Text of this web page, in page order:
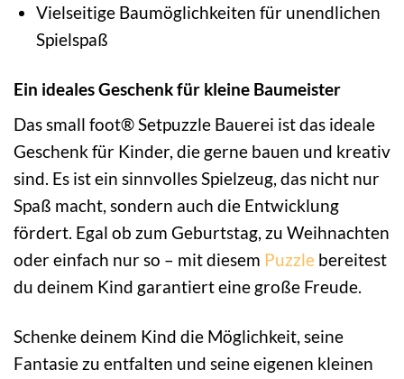
Vielseitige Baumöglichkeiten für unendlichen
Spielspaß
Ein ideales Geschenk für kleine Baumeister
Das small foot® Setpuzzle Bauerei ist das ideale
Geschenk für Kinder, die gerne bauen und kreativ
sind. Es ist ein sinnvolles Spielzeug, das nicht nur
Spaß macht, sondern auch die Entwicklung
fördert. Egal ob zum Geburtstag, zu Weihnachten
oder einfach nur so – mit diesem Puzzle bereitest
du deinem Kind garantiert eine große Freude.
Schenke deinem Kind die Möglichkeit, seine
Fantasie zu entfalten und seine eigenen kleinen